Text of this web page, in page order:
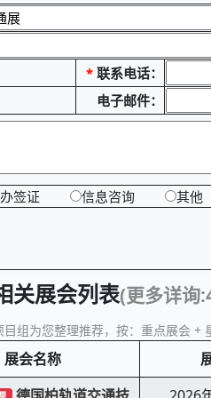
* 联系电话：
电子邮件：
签证 信息咨询 其他
关展会列表(更多详询
组为您整理推荐，按：重点展会 +
展会名称